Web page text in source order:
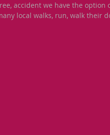
accident we have the option
local walks, run, walk their